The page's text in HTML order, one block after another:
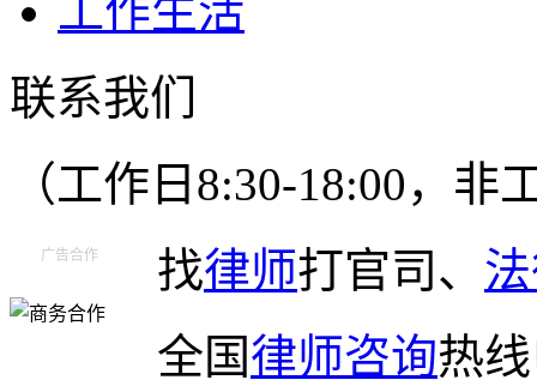
工作生活
联系我们
（工作日8:30-18:00，非
广告合作 找律师打官司、
全国律师咨询热